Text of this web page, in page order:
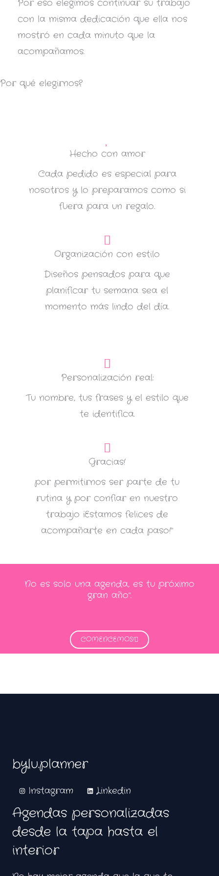
Por eso elegimos continuar su trabajo
con la misma dedicación que ella nos
mostró en cada minuto que la
acompañamos.
Por qué elegirnos?
Hecho con amor
Cada pedido es especial para
nosotros y lo preparamos como si
fuera para un regalo.
Organización con estilo
Diseños pensados para que
planificar tu semana sea el
momento más lindo del día.
Personalización real:
Tu nombre, tus frases y el estilo que
te identifica.
Gracias!
por permitirnos ser parte de tu
rutina y por confiar en nuestro
trabajo ¡Estamos felices de
acompañarte en cada paso!"
No es solo una agenda, es tu próximo
gran año".
COMENCEMOS!
bylu.planner
Instagram Linkedin
Agendas personalizadas
desde la tapa hasta el
interior